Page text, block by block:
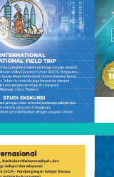
Semangat
Warnai Rapat
Muhammadiyah 2
Mei 8, 2026
dalam "Berita"